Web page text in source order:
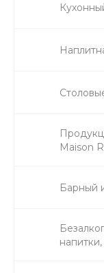
Maison
Барный